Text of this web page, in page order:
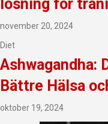
lösning för
november 20, 2024
Diet
Ashwagandha:
Bättre Hälsa
oktober 19, 2024